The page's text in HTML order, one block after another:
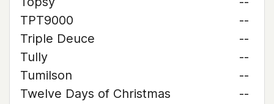
TPT9000
--
Triple Deuce
--
Tully
--
Tumilson
--
Twelve Days of Christmas
--